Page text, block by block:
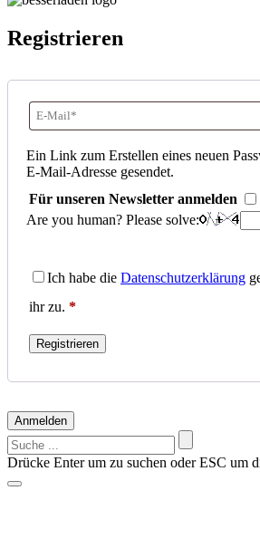
Registrieren
E-
Adresse*
Erforderlich
Ein Link zum Erstellen eines neuen
E-Mail-Adresse gesendet.
Für unseren Newsletter anmelden
Are you human? Please solve:
Ich habe die Datenschutzerklärung
ihr zu. *
Registrieren
Anmelden
Suchen
nach:
Drücke Enter um zu suchen oder ESC um